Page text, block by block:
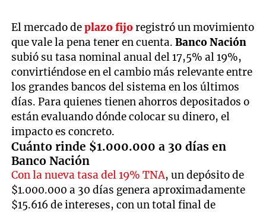
El mercado deplazo fijoregistró un movimiento
que vale la pena tener en cuenta. Banco Nación
subió su tasa nominal anual del 17,5% al 19%,
convirtiéndose en el cambio más relevante entre
los grandes bancos del sistema en los últimos
días. Para quienes tienen ahorros depositados o
están evaluando dónde colocar su dinero, el
impacto es concreto.
Cuánto rinde $1.000.000 a 30 días en
Banco Nación
Con la nueva tasa del 19% TNA, un depósito de
$1.000.000 a 30 días genera aproximadamente
$15.616 de intereses, con un total final de